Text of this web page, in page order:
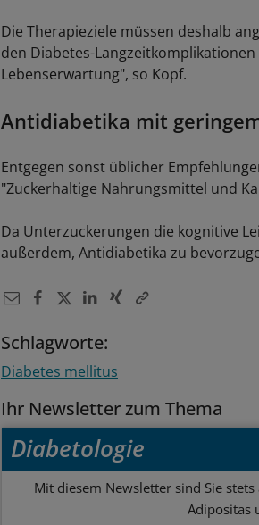
Die Therapieziele müssen deshalb
den Diabetes-
Lebenserwartung", so Kopf.
Antidiabetika mit
Entgegen sonst üblicher
"Zuckerhaltige Nahrungsmittel und
Da Unterzuckerungen die kognitive
außerdem, Antidiabetika zu
Schlagworte:
Diabetes mellitus
Ihr Newsletter zum Thema
Diabetologie
Mit diesem Newsletter sind Sie
Adipositas